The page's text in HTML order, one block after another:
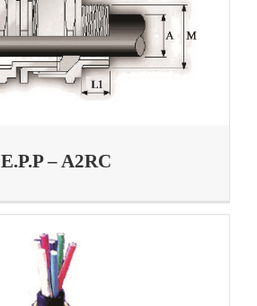
E.P.P – A2RC